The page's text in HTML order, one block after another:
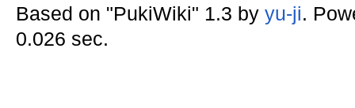
Based on "PukiWiki" 1.3 by yu-ji.
0.026 sec.